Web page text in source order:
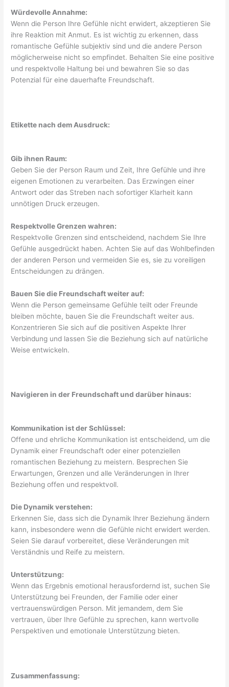
Würdevolle Annahme:
Wenn die Person Ihre Gefühle nicht erwidert, akzeptieren Sie
ihre Reaktion mit Anmut. Es ist wichtig zu erkennen, dass
romantische Gefühle subjektiv sind und die andere Person
möglicherweise nicht so empfindet. Behalten Sie eine positive
und respektvolle Haltung bei und bewahren Sie so das
Potenzial für eine dauerhafte Freundschaft.
Etikette nach dem Ausdruck:
Gib ihnen Raum:
Geben Sie der Person Raum und Zeit, Ihre Gefühle und ihre
eigenen Emotionen zu verarbeiten. Das Erzwingen einer
Antwort oder das Streben nach sofortiger Klarheit kann
unnötigen Druck erzeugen.
Respektvolle Grenzen wahren:
Respektvolle Grenzen sind entscheidend, nachdem Sie Ihre
Gefühle ausgedrückt haben. Achten Sie auf das Wohlbefinden
der anderen Person und vermeiden Sie es, sie zu voreiligen
Entscheidungen zu drängen.
Bauen Sie die Freundschaft weiter auf:
Wenn die Person gemeinsame Gefühle teilt oder Freunde
bleiben möchte, bauen Sie die Freundschaft weiter aus.
Konzentrieren Sie sich auf die positiven Aspekte Ihrer
Verbindung und lassen Sie die Beziehung sich auf natürliche
Weise entwickeln.
Navigieren in der Freundschaft und darüber hinaus:
Kommunikation ist der Schlüssel:
Offene und ehrliche Kommunikation ist entscheidend, um die
Dynamik einer Freundschaft oder einer potenziellen
romantischen Beziehung zu meistern. Besprechen Sie
Erwartungen, Grenzen und alle Veränderungen in Ihrer
Beziehung offen und respektvoll.
Die Dynamik verstehen:
Erkennen Sie, dass sich die Dynamik Ihrer Beziehung ändern
kann, insbesondere wenn die Gefühle nicht erwidert werden.
Seien Sie darauf vorbereitet, diese Veränderungen mit
Verständnis und Reife zu meistern.
Unterstützung:
Wenn das Ergebnis emotional herausfordernd ist, suchen Sie
Unterstützung bei Freunden, der Familie oder einer
vertrauenswürdigen Person. Mit jemandem, dem Sie
vertrauen, über Ihre Gefühle zu sprechen, kann wertvolle
Perspektiven und emotionale Unterstützung bieten.
Zusammenfassung: